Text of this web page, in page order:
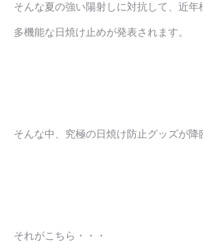
そんな夏の強い陽射しに対抗して、近年
多機能な日焼け止めが発表されます。
そんな中、究極の日焼け防止グッズが降
それがこちら・・・